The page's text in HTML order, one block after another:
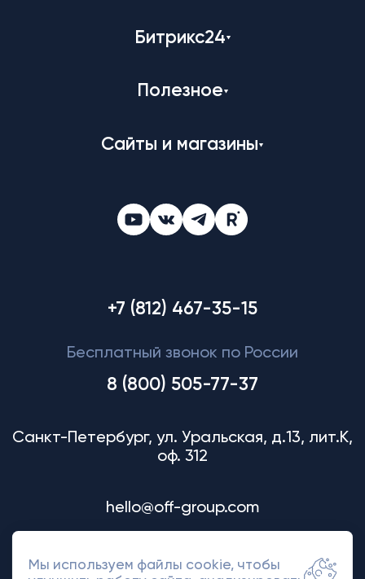
Битрикс24
Полезное
Сайты и магазины
+7 (812) 467-35-15
Бесплатный звонок по России
8 (800) 505-77-37
Санкт-Петербург, ул. Уральская, д.13, лит.К,
оф. 312
hello@off-group.com
Мы используем файлы cookie, чтобы